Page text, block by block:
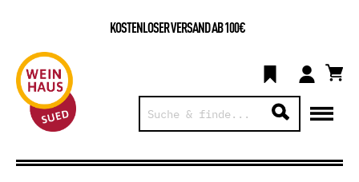
KOSTENLOSER VERSAND AB 100€